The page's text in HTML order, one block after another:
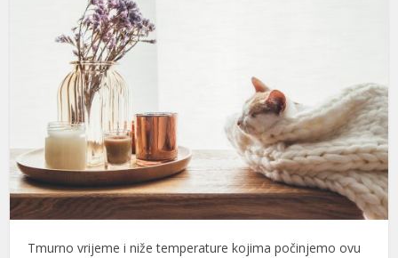
Tmurno vrijeme i niže temperature kojima počinjemo ovu